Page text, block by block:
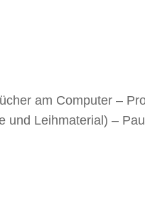
am Computer –
und Leihmaterial) – Paul